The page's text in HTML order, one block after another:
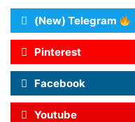
(New) Telegram
Pinterest
Facebook
Youtube